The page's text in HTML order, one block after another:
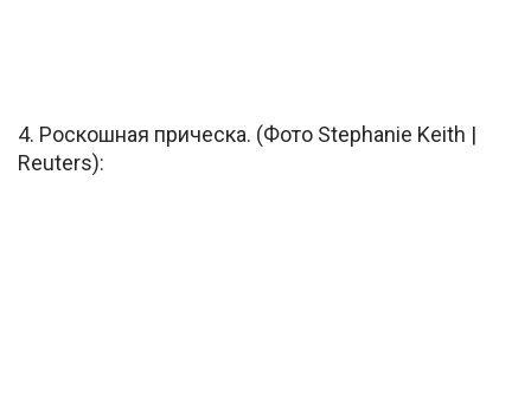
4. Роскошная прическа. (Фото Stephanie Keith |
Reuters):